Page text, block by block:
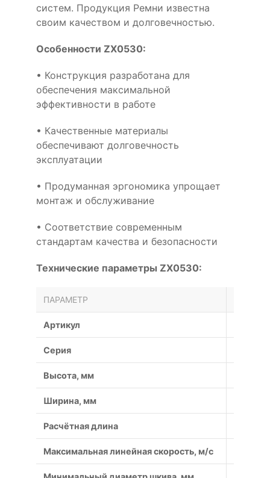
систем. Продукция Ремни известна
своим качеством и долговечностью.
Особенности ZX0530:
• Конструкция разработана для
обеспечения максимальной
эффективности в работе
• Качественные материалы
обеспечивают долговечность
эксплуатации
• Продуманная эргономика упрощает
монтаж и обслуживание
• Соответствие современным
стандартам качества и безопасности
Технические параметры ZX0530:
ПАРАМЕТР
Артикул
Серия
Высота, мм
Ширина, мм
Расчётная длина
Максимальная линейная скорость, м/с